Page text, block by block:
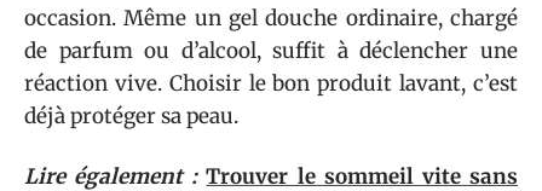
occasion. Même un gel douche ordinaire, chargé
de parfum ou d’alcool, suffit à déclencher une
réaction vive. Choisir le bon produit lavant, c’est
déjà protéger sa peau.
Lire également : Trouver le sommeil vite sans